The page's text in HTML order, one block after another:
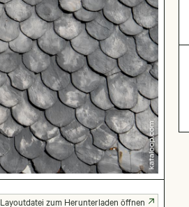
Layoutdatei zum Herunterladen öffnen